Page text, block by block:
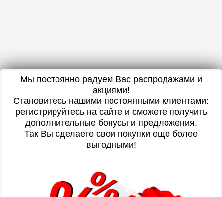
Мы постоянно радуем Вас распродажами и
акциями!
Становитесь нашими постоянными клиентами:
регистрируйтесь на сайте и сможете получить
дополнительные бонусы и предложения.
Так Вы сделаете свои покупки еще более
выгодными!